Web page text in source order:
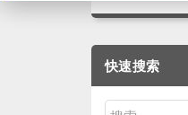
快速搜索